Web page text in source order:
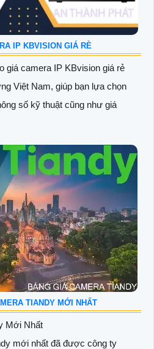
IP KBVISION GIÁ RÈ
giá camera IP KBvision giá rẻ
Việt Nam, giúp bạn lựa chọn
số kỹ thuật cũng như giá
TIANDY MỚI NHẤT
Mới Nhất
mới nhất đã được công ty